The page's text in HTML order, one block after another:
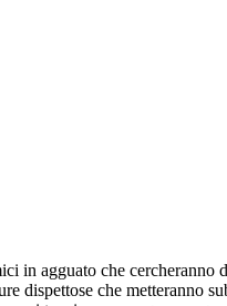
in agguato che cercheranno
che metteranno